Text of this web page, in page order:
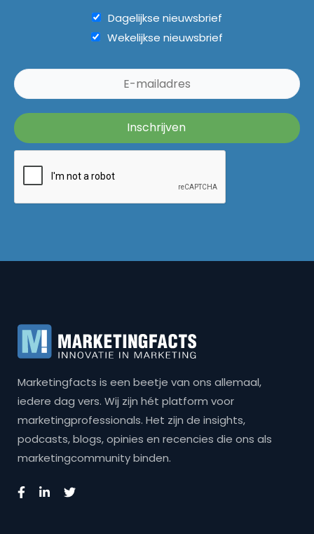
Dagelijkse nieuwsbrief
Wekelijkse nieuwsbrief
Marketingfacts is een beetje van ons allemaal,
iedere dag vers. Wij zijn hét platform voor
marketingprofessionals. Het zijn de insights,
podcasts, blogs, opinies en recencies die ons als
marketingcommunity binden.